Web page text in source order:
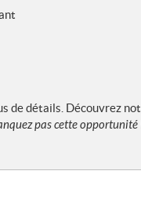
de détails. Découvrez
pas cette opportunité